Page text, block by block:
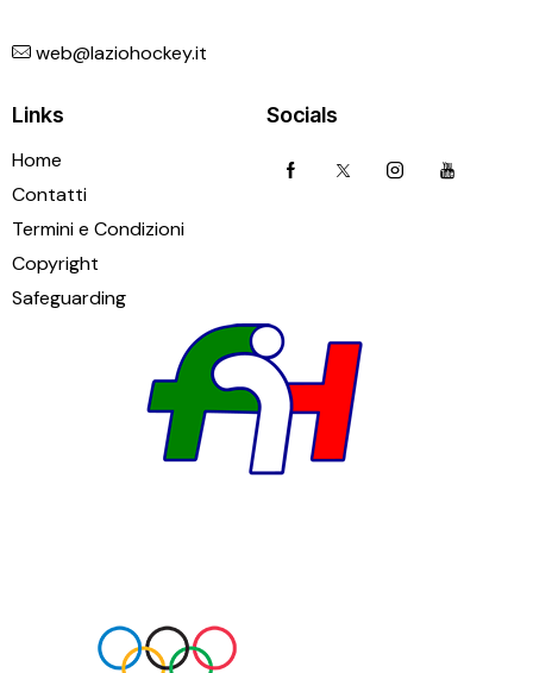
web@laziohockey.it
Links
Home
Contatti
Termini e Condizioni
Copyright
Safeguarding
Socials